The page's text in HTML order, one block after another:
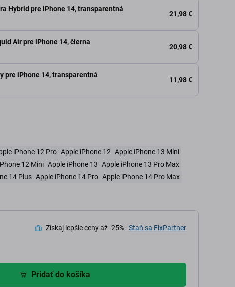
Hybrid pre iPhone 14, transparentná
21,98 €
Air pre iPhone 14, čierna
20,98 €
pre iPhone 14, transparentná
11,98 €
iPhone 12 Pro Apple iPhone 12 Apple iPhone 13 Mini
12 Mini Apple iPhone 13 Apple iPhone 13 Pro Max
14 Plus Apple iPhone 14 Pro Apple iPhone 14 Pro Max
Získaj lepšie ceny až -25%. Staň sa FixPartner
Pridať do košíka